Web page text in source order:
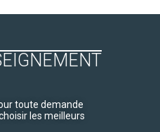
toute demande
les meilleurs